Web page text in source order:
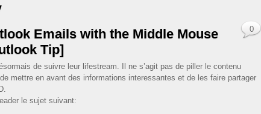
Emails with the Middle Mouse
Tip]
de suivre leur lifestream. Il ne s’agit pas de piller le contenu
mettre en avant des informations interessantes et de les faire partager
le sujet suivant:
0